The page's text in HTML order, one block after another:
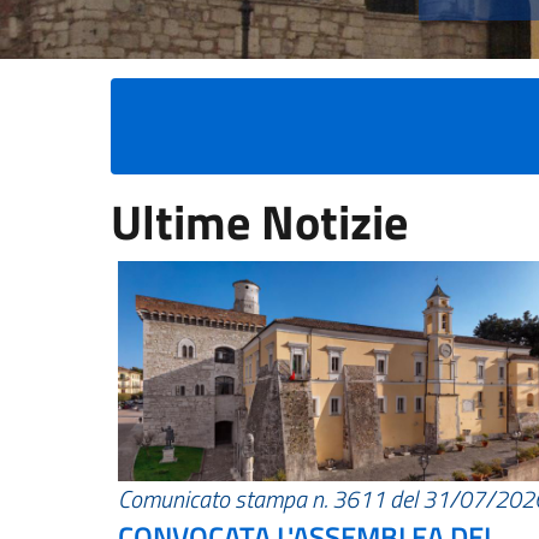
Ultime Notizie
Comunicato stampa n. 3611 del 31/07/